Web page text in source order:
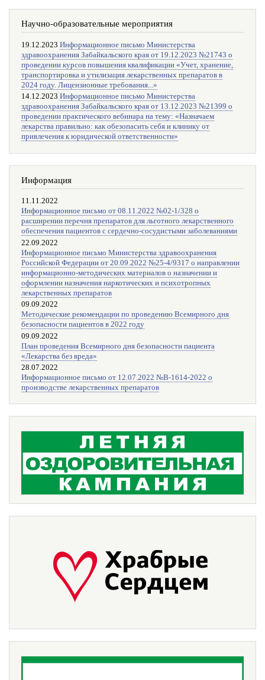
Научно-образовательные мероприятия
19.12.2023 Информационное письмо Министерства
здравоохранения Забайкальского края от 19.12.2023 №21743 о
проведении курсов повышения квалификации «Учет, хранение,
транспортировка и утилизация лекарственных препаратов в
2024 году. Лицензионные требования...»
14.12.2023 Информационное письмо Министерства
здравоохранения Забайкальского края от 13.12.2023 №21399 о
проведении практического вебинара на тему: «Назначаем
лекарства правильно: как обезопасить себя и клинику от
привлечения к юридической ответственности»
Информация
11.11.2022
Информационное письмо от 08.11.2022 №02-1/328 о
расширении перечня препаратов для льготного лекарственного
обеспечения пациентов с сердечно-сосудистыми заболеваниями
22.09.2022
Информационное письмо Министерства здравоохранения
Российской Федерации от 20.09.2022 №25-4/9317 о направлении
информационно-методических материалов о назначении и
оформлении назначения наркотических и психотропных
лекарственных препаратов
09.09.2022
Методические рекомендации по проведению Всемирного дня
безопасности пациентов в 2022 году
09.09.2022
План проведения Всемирного дня безопасности пациента
«Лекарства без вреда»
28.07.2022
Информационное письмо от 12.07.2022 №В-1614-2022 о
производстве лекарственных препаратов